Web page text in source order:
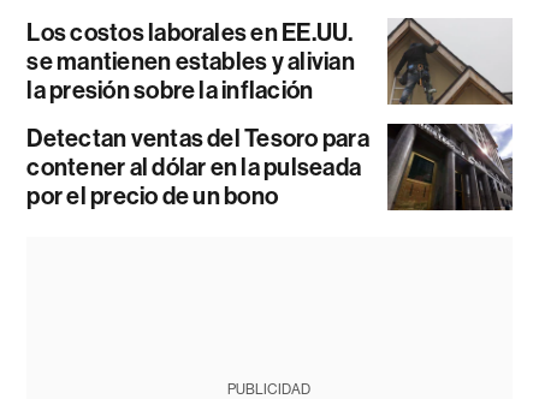
Los costos laborales en EE.UU.
se mantienen estables y alivian
la presión sobre la inflación
Detectan ventas del Tesoro para
contener al dólar en la pulseada
por el precio de un bono
PUBLICIDAD